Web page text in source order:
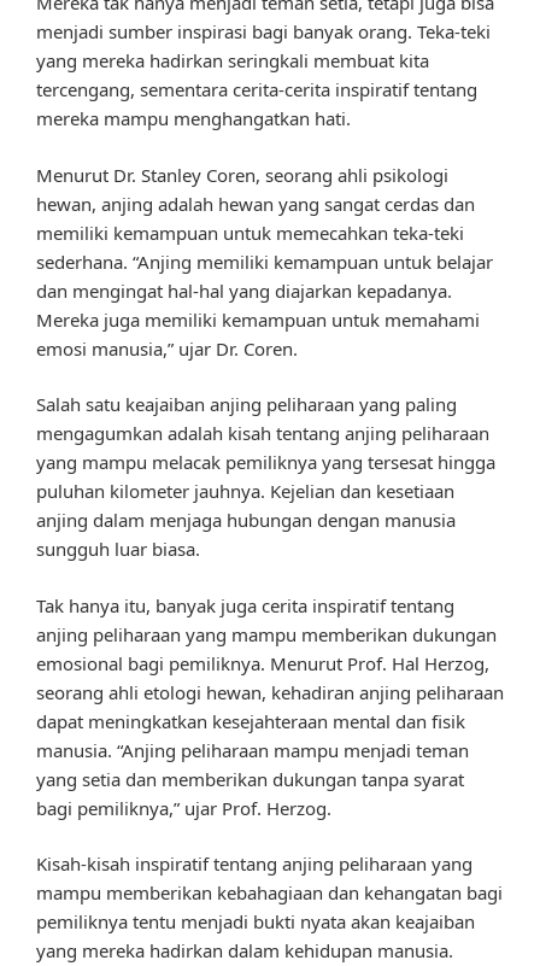
menjadi sumber inspirasi bagi banyak orang. Teka-teki
yang mereka hadirkan seringkali membuat kita
tercengang, sementara cerita-cerita inspiratif tentang
mereka mampu menghangatkan hati.
Menurut Dr. Stanley Coren, seorang ahli psikologi
hewan, anjing adalah hewan yang sangat cerdas dan
memiliki kemampuan untuk memecahkan teka-teki
sederhana. “Anjing memiliki kemampuan untuk belajar
dan mengingat hal-hal yang diajarkan kepadanya.
Mereka juga memiliki kemampuan untuk memahami
emosi manusia,” ujar Dr. Coren.
Salah satu keajaiban anjing peliharaan yang paling
mengagumkan adalah kisah tentang anjing peliharaan
yang mampu melacak pemiliknya yang tersesat hingga
puluhan kilometer jauhnya. Kejelian dan kesetiaan
anjing dalam menjaga hubungan dengan manusia
sungguh luar biasa.
Tak hanya itu, banyak juga cerita inspiratif tentang
anjing peliharaan yang mampu memberikan dukungan
emosional bagi pemiliknya. Menurut Prof. Hal Herzog,
seorang ahli etologi hewan, kehadiran anjing peliharaan
dapat meningkatkan kesejahteraan mental dan fisik
manusia. “Anjing peliharaan mampu menjadi teman
yang setia dan memberikan dukungan tanpa syarat
bagi pemiliknya,” ujar Prof. Herzog.
Kisah-kisah inspiratif tentang anjing peliharaan yang
mampu memberikan kebahagiaan dan kehangatan bagi
pemiliknya tentu menjadi bukti nyata akan keajaiban
yang mereka hadirkan dalam kehidupan manusia.